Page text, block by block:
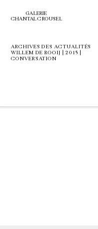
GALERIE
CHANTAL CROUSEL
ARCHIVES DES ACTUALITÉS
WILLEM DE ROOIJ | 2015 |
CONVERSATION